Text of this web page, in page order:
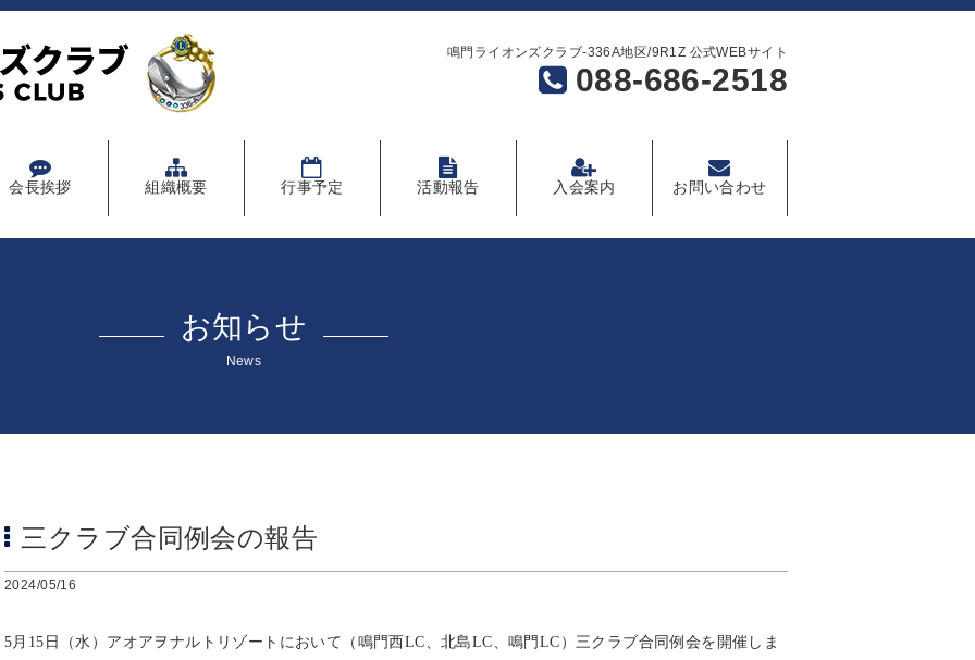
鳴門ライオンズクラブ-336A地区/9R1Z 公式WEBサイト
088-686-2518
会長挨拶 組織概要 行事予定 活動報告 入会案内 お問い合わせ
お知らせ
News
三クラブ合同例会の報告
2024/05/16
5月 15 日（水） アオアヲナルトリゾートにおいて（鳴門西LC、北島LC、鳴門 LC ）三クラブ合同例会を開催しま